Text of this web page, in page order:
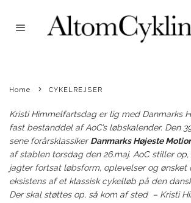
SØREN KUIPERS
CYKELREJSER
MOTIONSCYKELLØB
MAY 25, 2022
PÅ KRISTI
Home CYKELREJSER
Kristi Himmelfartsdag er lig med Danmarks
fast bestanddel af AoC’s løbskalender. Den
sene forårsklassikerDanmarks Højeste
af stablen torsdag den 26.maj. AoC stiller
jagter fortsat løbsform, oplevelser og ønsket
eksistens af et klassisk cykelløb på den
Der skal støttes op, så kom af sted – Kristi